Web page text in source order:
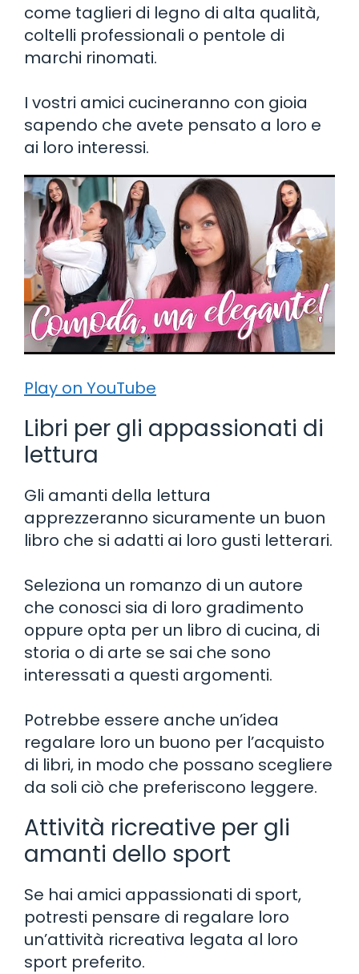
come taglieri di legno di alta qualità,
coltelli professionali o pentole di
marchi rinomati.
I vostri amici cucineranno con gioia
sapendo che avete pensato a loro e
ai loro interessi.
Play on YouTube
Libri per gli appassionati di
lettura
Gli amanti della lettura
apprezzeranno sicuramente un buon
libro che si adatti ai loro gusti letterari.
Seleziona un romanzo di un autore
che conosci sia di loro gradimento
oppure opta per un libro di cucina, di
storia o di arte se sai che sono
interessati a questi argomenti.
Potrebbe essere anche un’idea
regalare loro un buono per l’acquisto
di libri, in modo che possano scegliere
da soli ciò che preferiscono leggere.
Attività ricreative per gli
amanti dello sport
Se hai amici appassionati di sport,
potresti pensare di regalare loro
un’attività ricreativa legata al loro
sport preferito.